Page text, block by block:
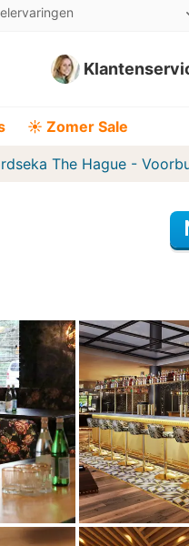
☀️ Zomer Sale
The Hague -